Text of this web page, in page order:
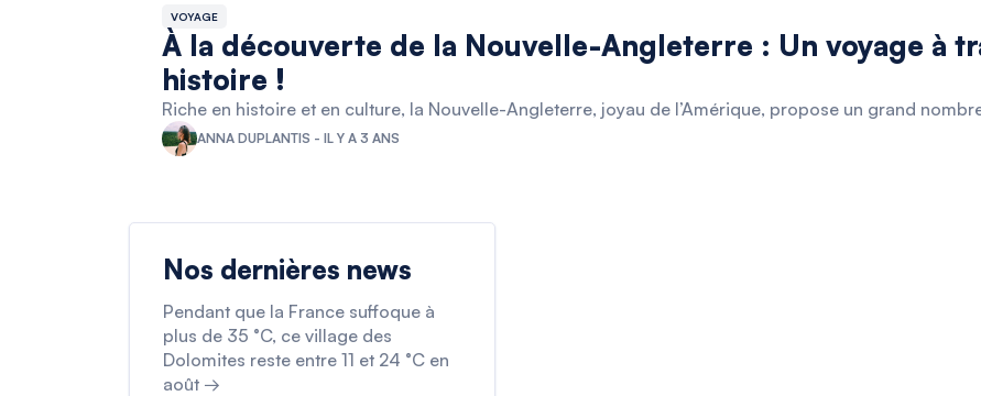
VOYAGE
À la découverte de la Nouvelle-Angleterre : Un voyage à
histoire !
Riche en histoire et en culture, la Nouvelle-Angleterre, joyau de l’Amérique, propose un grand
ANNA DUPLANTIS - IL Y A 3 ANS
Nos dernières news
Pendant que la France suffoque à
plus de 35 °C, ce village des
Dolomites reste entre 11 et 24 °C en
août →